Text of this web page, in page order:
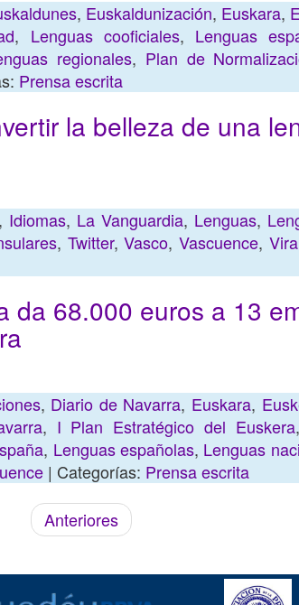
, Euskaldunización, Euskara,
, Lenguas cooficiales, Lenguas
regionales, Plan de
Prensa escrita
la belleza de una
, Idiomas, La Vanguardia, Lenguas,
, Twitter,Vasco,Vascuence,
da 68.000 euros a 13
, Diario de Navarra, Euskara,
, I Plan Estratégico del Euskera,
, Lenguas españolas, Lenguas
| Categorías: Prensa escrita
Anteriores